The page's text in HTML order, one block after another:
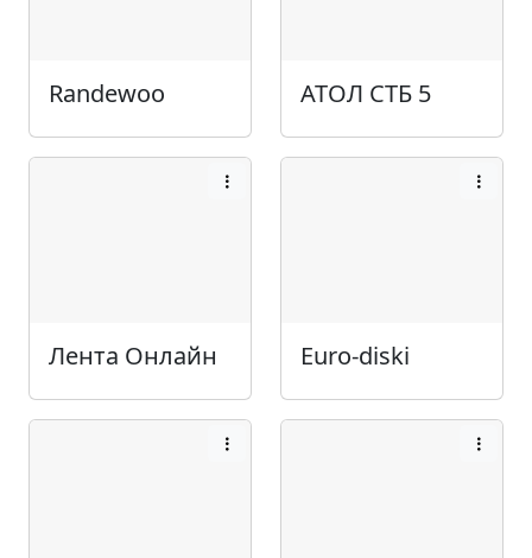
Randewoo АТОЛ СТБ 5
Лента Онлайн Euro-diski